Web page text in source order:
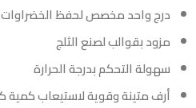
درج واحد مخصص لحفظ
مزود بقوالب لصنع الثلج
سهولة التحكم بدرجة الحرارة
أرف متينة وقوية لاستيعاب كمية